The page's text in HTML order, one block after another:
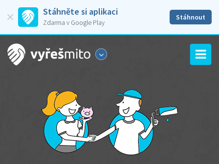
Stáhněte si aplikaci
Zdarma v Google Play
Stáhnout